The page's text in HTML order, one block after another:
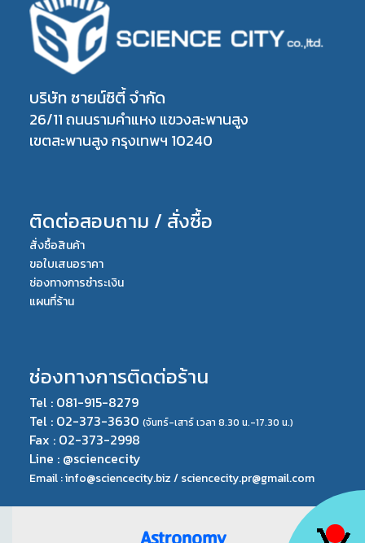
บริษัท ซายน์ซิตี้ จำกัด
26/11 ถนนรามคำแหง แขวงสะพานสูง
เขตสะพานสูง กรุงเทพฯ 10240
ติดต่อสอบถาม / สั่งซื้อ
สั่งซื้อสินค้า
ขอใบเสนอราคา
ช่องทางการชำระเงิน
แผนที่ร้าน
ช่องทางการติดต่อร้าน
Tel : 081-915-8279
Tel : 02-373-3630 (จันทร์-เสาร์ เวลา 8.30 น.-17.30 น.)
Fax : 02-373-2998
Line : @sciencecity
Email : info@sciencecity.biz /sciencecity.pr@gmail.com